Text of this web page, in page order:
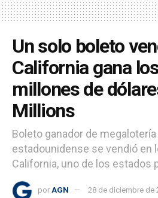
Un solo boleto
California gana
millones de
Millions
Boleto ganador de
estadounidense se vendió en
California, uno de los estados
por AGN 28 de diciembre de